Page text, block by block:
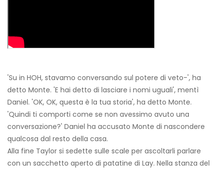
'Su in HOH, stavamo conversando sul potere di veto-', ha
detto Monte. 'E hai detto di lasciare i nomi uguali', mentì
Daniel. 'OK, OK, questa è la tua storia', ha detto Monte.
'Quindi ti comporti come se non avessimo avuto una
conversazione?' Daniel ha accusato Monte di nascondere
qualcosa dal resto della casa.
Alla fine Taylor si sedette sulle scale per ascoltarli parlare
con un sacchetto aperto di patatine di Lay. Nella stanza del